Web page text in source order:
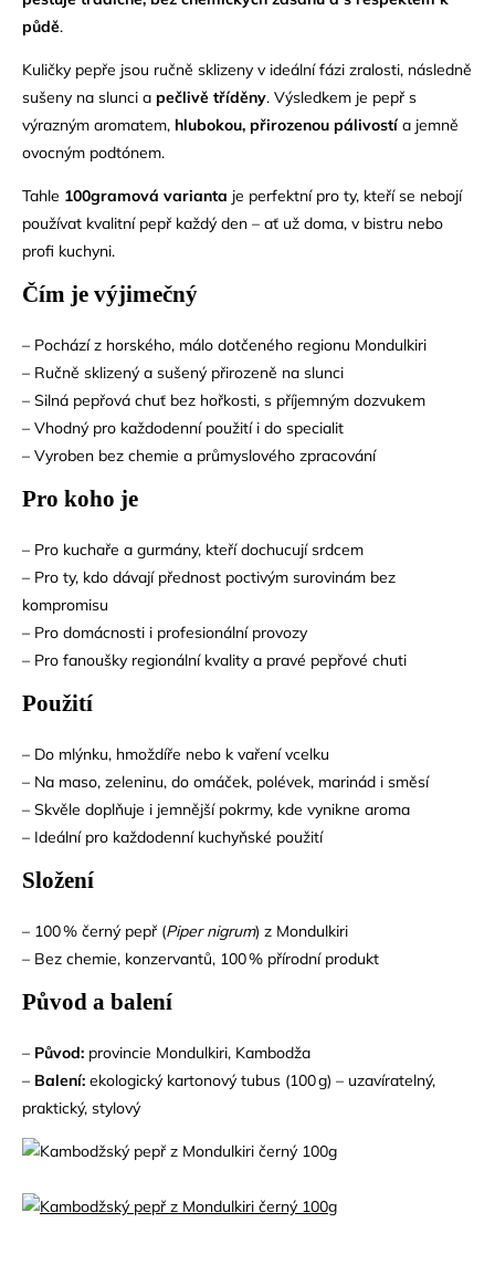
půdě.
Kuličky pepře jsou ručně sklizeny v ideální fázi zralosti, následně
sušeny na slunci a pečlivě tříděny. Výsledkem je pepř s
výrazným aromatem, hlubokou, přirozenou pálivostía jemně
ovocným podtónem.
Tahle 100gramová varianta je perfektní pro ty, kteří se nebojí
používat kvalitní pepř každý den – ať už doma, v bistru nebo
profi kuchyni.
Čím je výjimečný
– Pochází z horského, málo dotčeného regionu Mondulkiri
– Ručně sklizený a sušený přirozeně na slunci
– Silná pepřová chuť bez hořkosti, s příjemným dozvukem
– Vhodný pro každodenní použití i do specialit
– Vyroben bez chemie a průmyslového zpracování
Pro koho je
– Pro kuchaře a gurmány, kteří dochucují srdcem
– Pro ty, kdo dávají přednost poctivým surovinám bez
kompromisu
– Pro domácnosti i profesionální provozy
– Pro fanoušky regionální kvality a pravé pepřové chuti
Použití
– Do mlýnku, hmoždíře nebo k vaření vcelku
– Na maso, zeleninu, do omáček, polévek, marinád i směsí
– Skvěle doplňuje i jemnější pokrmy, kde vynikne aroma
– Ideální pro každodenní kuchyňské použití
Složení
– 100 % černý pepř (Piper nigrum) z Mondulkiri
– Bez chemie, konzervantů, 100 % přírodní produkt
Původ a balení
– Původ: provincie Mondulkiri, Kambodža
– Balení: ekologický kartonový tubus (100 g) – uzavíratelný,
praktický, stylový